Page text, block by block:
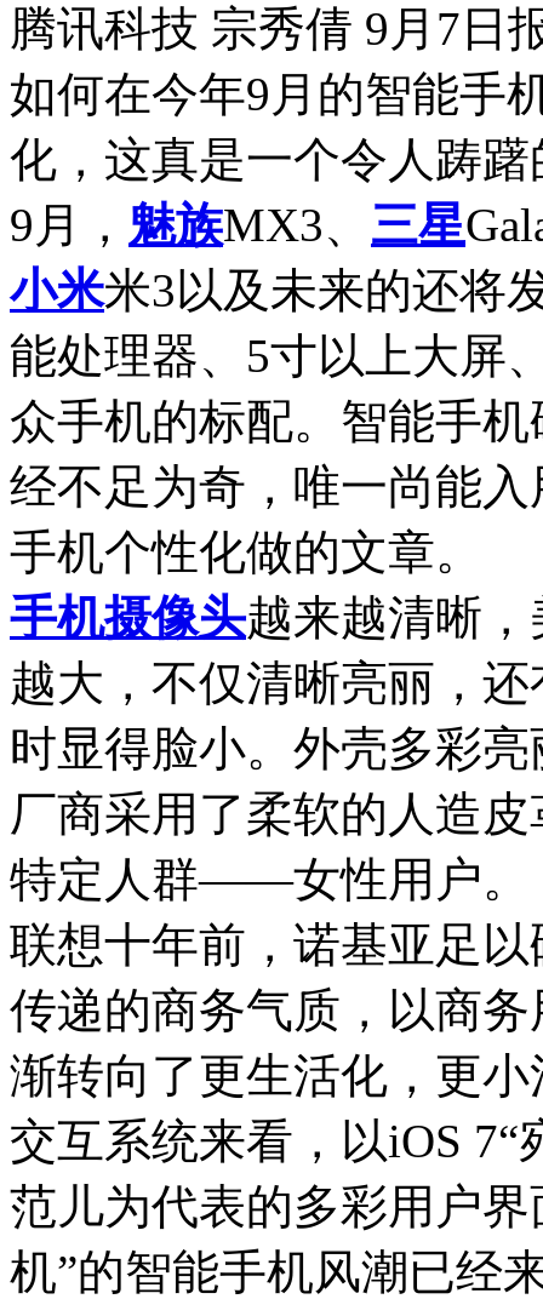
腾讯科技 宗秀倩 9月7日
如何在今年9月的智能手
化，这真是一个令人踌
9月， 魅族MX3、 三星
小米米3以及未来的还将
能处理器、5寸以上大屏
众手机的标配。智能手
经不足为奇，唯一尚能
手机个性化做的文章。
手机摄像头越来越清晰
越大，不仅清晰亮丽，
时显得脸小。外壳多彩
厂商采用了柔软的人造
特定人群——女性用户。
联想十年前，诺基亚足
传递的商务气质，以商
渐转向了更生活化，更
交互系统来看，以iOS
范儿为代表的多彩用户
机”的智能手机风潮已经